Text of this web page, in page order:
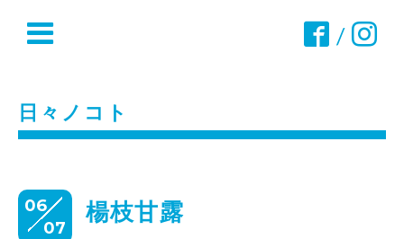
/
日々ノコト
06
07
楊枝甘露